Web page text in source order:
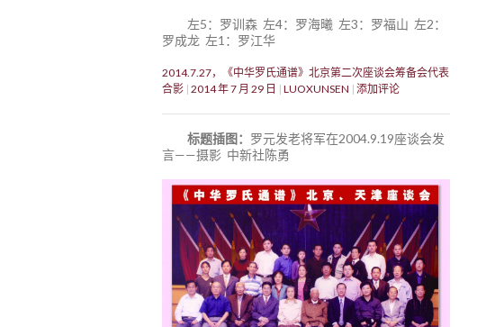
左5：罗训森 左4：罗海曦 左3：罗福山 左2：
罗成龙 左1：罗江华
2014.7.27，《中华罗氏通谱》北京第二次座谈会筹备会代表
合影 2014 年 7 月 29 日 LUOXUNSEN 添加评论
标题插图： 罗元发老将军在2004.9.19座谈会发
言——摄影 中新社陈勇